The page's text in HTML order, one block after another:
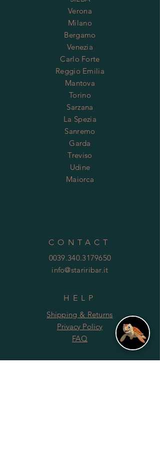
Verona
Milano
Bergamo
Venezia
Carlo Forte
Reggio Emilia
Mantova
Torino
Sarzana
La Spezia
Sanremo
Garda
Treviso
Udine
Maiorca
CONTACT
0039.340.3179650
info@stariribar.it
HELP
Shipping & Returns
Privacy Policy
FAQ